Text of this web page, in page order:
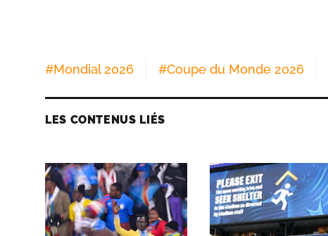
#Mondial 2026 #Coupe du Monde 2026
LES CONTENUS LIÉS